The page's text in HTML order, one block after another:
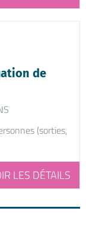
de
(sorties,
LES DÉTAILS